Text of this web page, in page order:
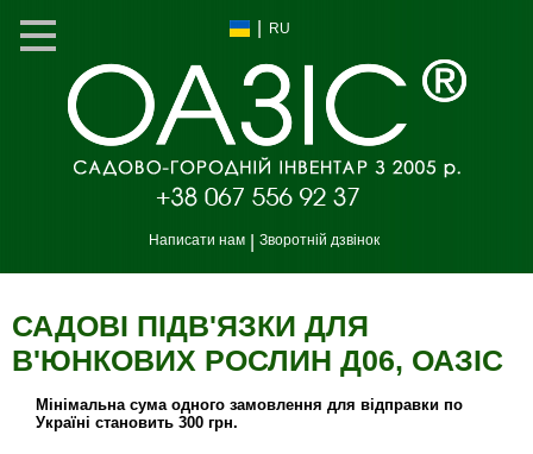
RU
Написати нам Зворотній дзвінок
САДОВІ ПІДВ'ЯЗКИ ДЛЯ
В'ЮНКОВИХ РОСЛИН Д06, ОАЗIС
Мінімальна сума одного замовлення для відправки по
Україні становить 300 грн.